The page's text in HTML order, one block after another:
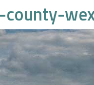
county-